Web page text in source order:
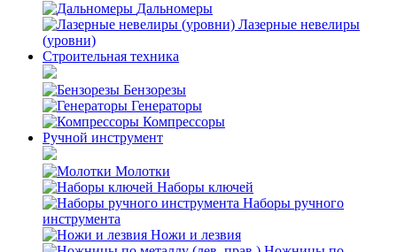
Дальномеры
Лазерные невелиры
(уровни)
Строительная техника
Бензорезы
Генераторы
Компрессоры
Ручной инструмент
Молотки
Наборы ключей
Наборы ручного
инструмента
Ножи и лезвия